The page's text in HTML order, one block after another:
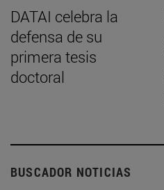
DATAI celebra la
defensa de su
primera tesis
doctoral
BUSCADOR NOTICIAS